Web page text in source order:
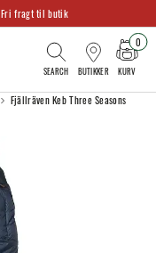
Fri fragt til butik
BUTIKKER KURV
0
Fjällräven Keb Three Seasons